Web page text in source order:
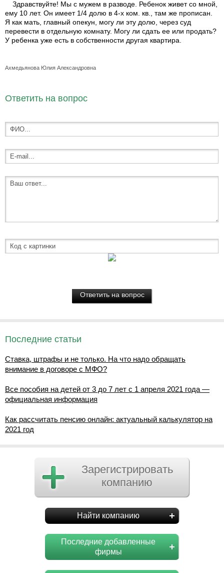
Здравствуйте! Мы с мужем в разводе. Ребенок живет со мной,
ему 10 лет. Он имеет 1/4 долю в 4-х ком. кв., там же прописан.
Я как мать, главный опекун, могу ли эту долю, через суд
перевести в отдельную комнату. Могу ли сдать ее или продать?
У ребенка уже есть в собственности другая квартира.
Ахмедьянова Юлия Александровна
Ответить на вопрос
Последние статьи
Ставка, штрафы и не только. На что надо обращать
внимание в договоре с МФО?
Все пособия на детей от 3 до 7 лет с 1 апреля 2021 года —
официальная информация
Как рассчитать пенсию онлайн: актуальный калькулятор на
2021 год
Зарегистрировать
компанию
Найти компанию
Последние добавленные
фирмы